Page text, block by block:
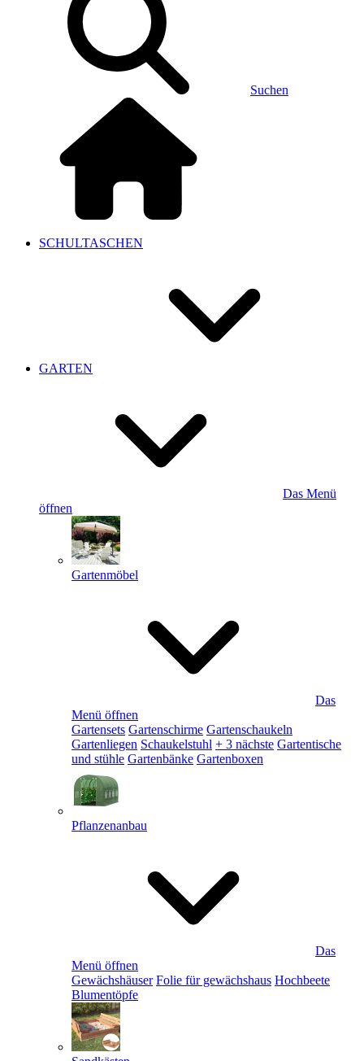
Suchen
SCHULTASCHEN
GARTEN
Das Menü
öffnen
Gartenmöbel
Das
Menü öffnen
Gartensets Gartenschirme Gartenschaukeln
Gartenliegen Schaukelstuhl + 3 nächste Gartentische
und stühle Gartenbänke Gartenboxen
Pflanzenanbau
Das
Menü öffnen
Gewächshäuser Folie für gewächshaus Hochbeete
Blumentöpfe